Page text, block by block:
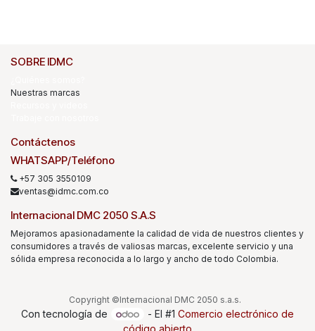
SOBRE IDMC
Nuestras marcas
Contáctenos
WHATSAPP/Teléfono
+57 305 3550109
ventas@idmc.com.co
Internacional DMC 2050 S.A.S
Mejoramos apasionadamente la calidad de vida de nuestros clientes y
consumidores a través de valiosas marcas, excelente servicio y una
sólida empresa reconocida a lo largo y ancho de todo Colombia.
Copyright ©Internacional DMC 2050 s.a.s.
Con tecnología de - El #1 Comercio electrónico de
código abierto